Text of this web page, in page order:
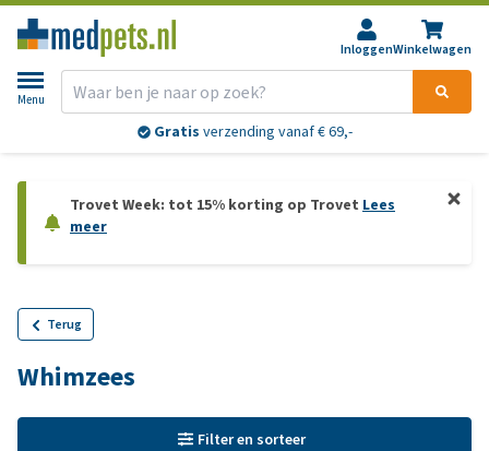
InloggenWinkelwagen
Menu
Gratis verzending vanaf € 69,-
Trovet Week: tot 15% korting op Trovet Lees
meer
Terug
Whimzees
Filter en sorteer